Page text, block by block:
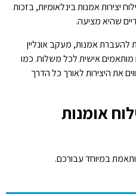
יצירות אמנות בינלאומיות, בזכות
שהיא מציעה.
להעברת אמנות, מעקב אונליין
מותאמים אישית לכל משלוח. כמו
את היצירות לאורך כל הדרך
אומנות
במיוחד עבורכם.